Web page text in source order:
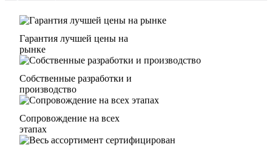
Гарантия лучшей цены на
рынке
Собственные разработки и
производство
Сопровождение на всех
этапах